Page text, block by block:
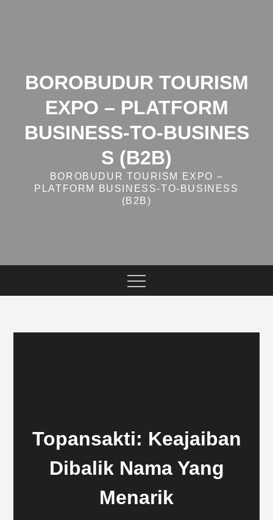
BOROBUDUR TOURISM
EXPO – PLATFORM
BUSINESS‑TO‑BUSINES
S (B2B)
BOROBUDUR TOURISM EXPO –
PLATFORM BUSINESS‑TO‑BUSINESS
(B2B)
Topansakti: Keajaiban
Dibalik Nama Yang
Menarik